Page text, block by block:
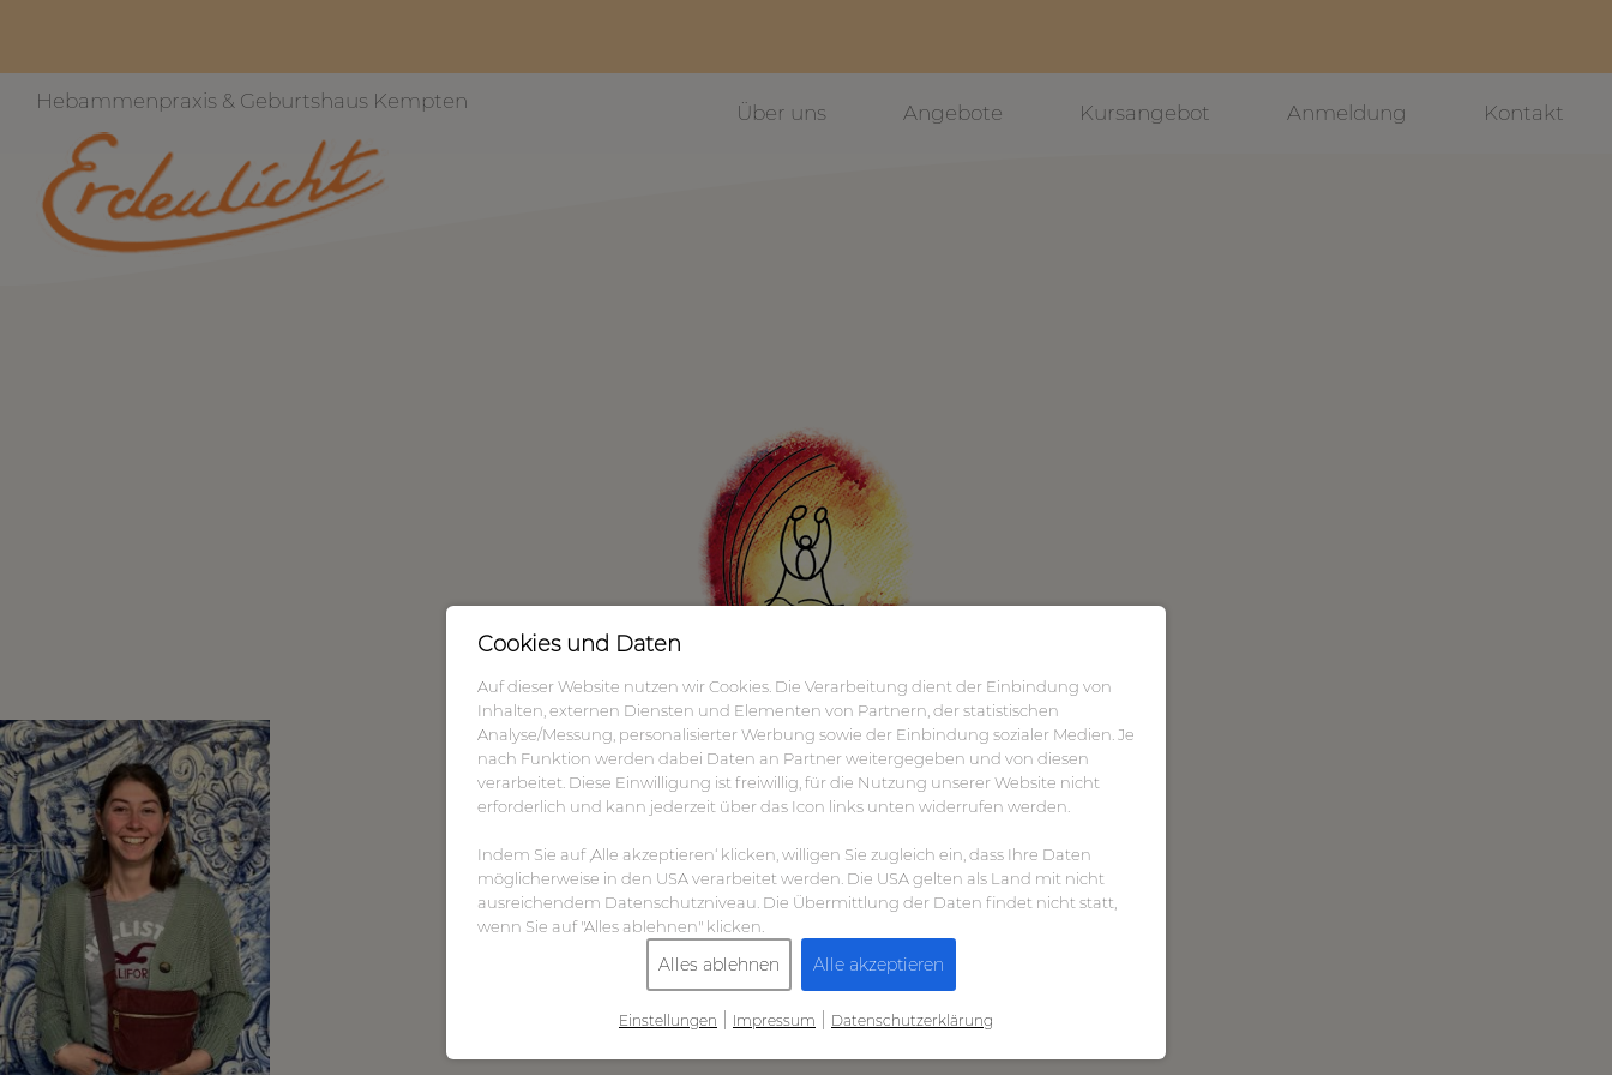
Hebammenpraxis & Geburtshaus Kempten Über uns Angebote Kursangebot Anmeldung Kontakt
Cookies und Daten
Auf dieser Website nutzen wir Cookies. Die Verarbeitung dient der Einbindung von
Inhalten, externen Diensten und Elementen von Partnern, der statistischen
Analyse/Messung, personalisierter Werbung sowie der Einbindung sozialer Medien. Je
nach Funktion werden dabei Daten an Partner weitergegeben und von diesen
verarbeitet. Diese Einwilligung ist freiwillig, für die Nutzung unserer Website nicht
erforderlich und kann jederzeit über das Icon links unten widerrufen werden.
Indem Sie auf ‚Alle akzeptieren‘ klicken, willigen Sie zugleich ein, dass Ihre Daten
möglicherweise in den USA verarbeitet werden. Die USA gelten als Land mit nicht
ausreichendem Datenschutzniveau. Die Übermittlung der Daten findet nicht statt,
wenn Sie auf "Alles ablehnen" klicken.
Alles ablehnen Alle akzeptieren
Einstellungen Impressum Datenschutzerklärung